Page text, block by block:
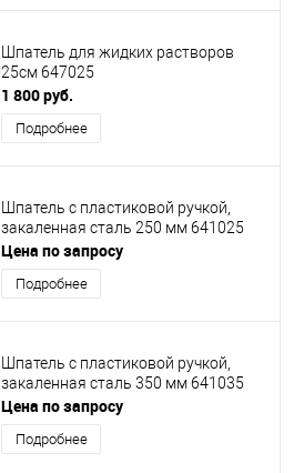
Шпатель для жидких растворов
25см 647025
1 800 руб.
Подробнее
Шпатель с пластиковой ручкой,
закаленная сталь 250 мм 641025
Цена по запросу
Подробнее
Шпатель с пластиковой ручкой,
закаленная сталь 350 мм 641035
Цена по запросу
Подробнее